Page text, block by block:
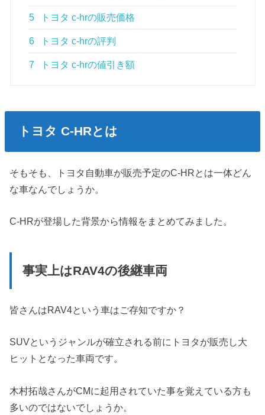
5 トヨタ c-hrの販売価格
6 トヨタ c-hrの評判
7 トヨタ c-hrの値引き額
トヨタ C-HRとは
そもそも、トヨタ自動車が販売予定のC-HRとは一体どん
な車なんでしょうか。
C-HRが登場した背景から情報をまとめてみました。
事実上はRAV4の後継車両
皆さんはRAV4という車はご存知ですか？
SUVというジャンルが確立される前にトヨタが販売し大
ヒットとなった車両です。
木村拓哉さんがCMに起用されていた事を覚えている方も
多いのではないでしょうか。